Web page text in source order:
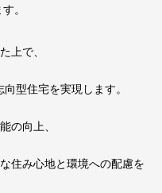
。
上で、
向型住宅を実現します。
の向上、
住み心地と環境への配慮を